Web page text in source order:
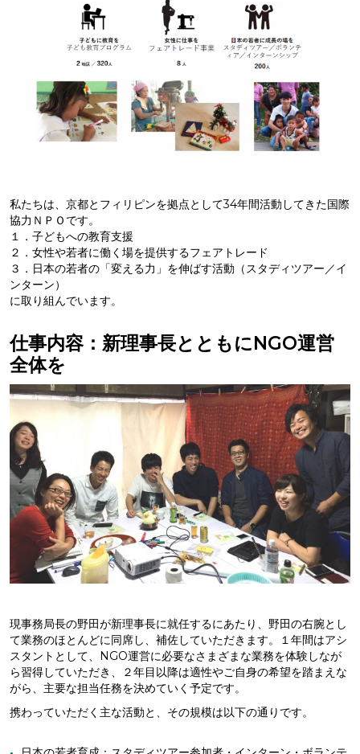
私たちは、京都とフィリピンを拠点として34年間活動してきた国際
協力ＮＰＯです。
１．子どもへの教育支援
２．女性や若者に働く場を提供するフェアトレード
３．日本の若者の「変える力」を伸ばす活動（スタディツアー／イ
ンターン）
に取り組んでいます。
仕事内容：新理事長とともにNGO運営
全体を
現事務局長の野田が新理事長に就任するにあたり、野田の右腕とし
て業務のほとんどに同席し、補佐していただきます。１年間はアシ
スタントとして、NGO運営に必要なさまざまな業務を体験しなが
ら習得していただき、２年目以降は適性やご自身の希望を踏まえな
がら、主要な担当任務を決めていく予定です。
携わっていただく主な活動と、その規模は以下の通りです。